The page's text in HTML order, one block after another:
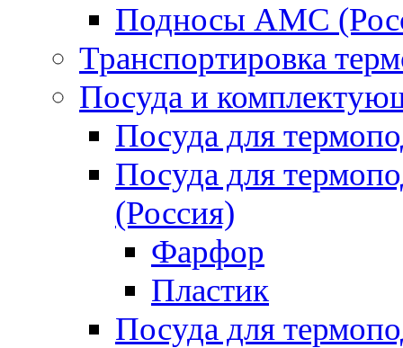
Подносы AMC
Транспортировка
Посуда и
Посуда для
Посуда для
(Россия)
Фарфор
Пластик
Посуда для